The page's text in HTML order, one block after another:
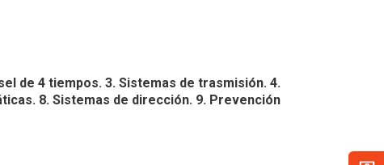
de 4 tiempos. 3. Sistemas de trasmisión. 4.
8. Sistemas de dirección. 9. Prevención